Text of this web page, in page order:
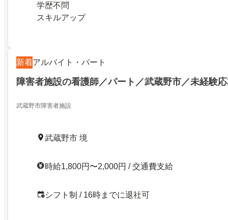
学歴不問
スキルアップ
新着アルバイト・パート
障害者施設の看護師／パート／武蔵野市／未経験
武蔵野市障害者施設
武蔵野市 境
時給1,800円〜2,000円 / 交通費支給
シフト制 / 16時までに退社可